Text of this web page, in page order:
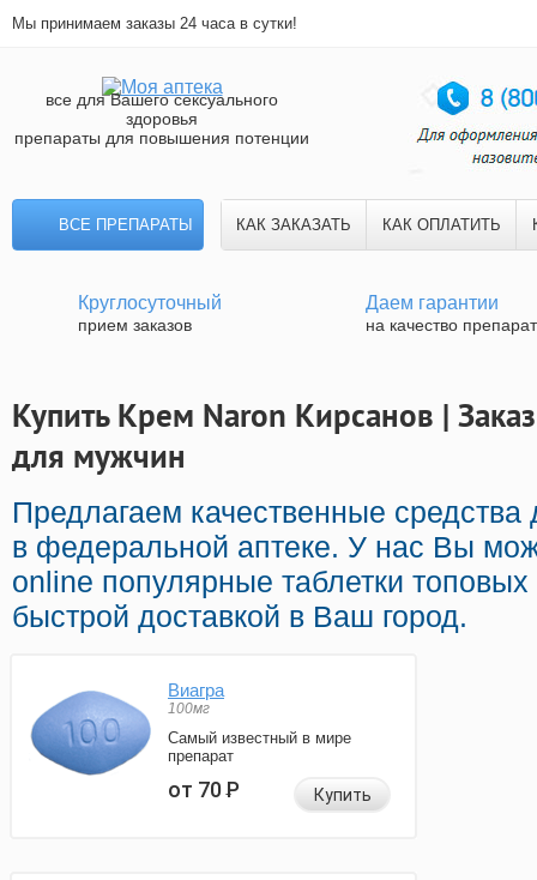
Мы принимаем заказы 24 часа в сутки!
все для Вашего сексуального
здоровья
препараты для повышения потенции
ВСЕ ПРЕПАРАТЫ КАК ЗАКАЗАТЬ КАК ОПЛАТИТЬ
Круглосуточный
прием заказов
Даем гарантии
на качество
Купить Крем Naron Кирсанов |
для мужчин
Предлагаем качественные
в федеральной аптеке. У нас Вы
online популярные таблетки
быстрой доставкой в Ваш город.
Виагра
100мг
Самый известный в мире
препарат
от 70Р Купить